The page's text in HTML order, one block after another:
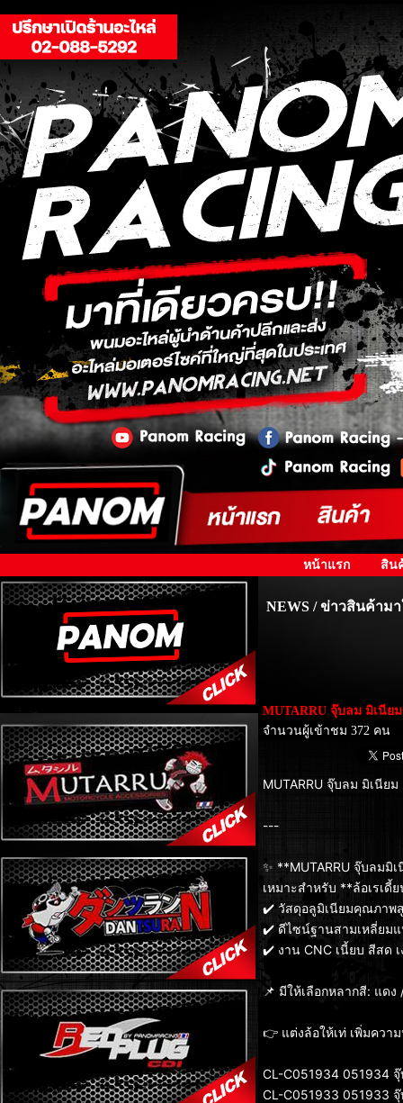
หน้าแรก สิน
NEWS / ข่าวสินค้าม
MUTARRU จุ๊บลม มิเนีย
จำนวนผู้เข้าชม 372 คน
MUTARRU จุ๊บลม มิเนีย
---
✨ **MUTARRU จุ๊บลมมิ
เหมาะสำหรับ **ล้อเรเดี้
✔️ วัสดุอลูมิเนียมคุณภาพ
✔️ ดีไซน์ฐานสามเหลี่ยม
✔️ งาน CNC เนี้ยบ สีสด เ
📌 มีให้เลือกหลากสี: แด
👉 แต่งล้อให้เท่ เพิ่มควา
CL-C051934 051934 จุ๊
CL-C051933 051933 จุ๊